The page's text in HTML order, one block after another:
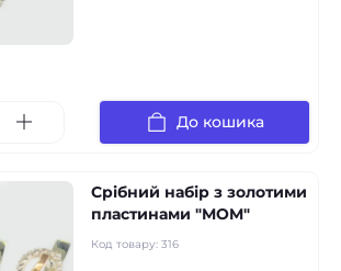
До кошика
Срібний набір з золотими
пластинами "MOM"
Код товару: 316